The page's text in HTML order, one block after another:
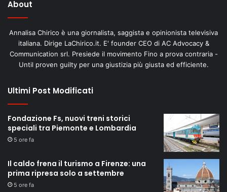
About
Annalisa Chirico è una giornalista, saggista e opinionista televisiva
italiana. Dirige LaChirico.it. E' founder CEO di AC Advocacy &
Communication srl. Presiede il movimento Fino a prova contraria -
Until proven guilty per una giustizia più giusta ed efficiente.
Ultimi Post Modificati
Fondazione Fs, nuovi treni storici
speciali tra Piemonte e Lombardia
5 ore fa
Il caldo frena il turismo a Firenze: una
prima ripresa solo a settembre
5 ore fa